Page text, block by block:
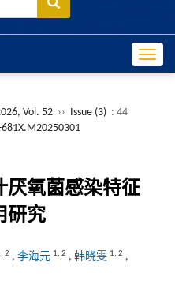
Vol. 52 ›› Issue (3) : 44
厌氧菌感染特征
研究
, 2 , 李海元 1, 2 , 韩晓雯 1, 2 ,